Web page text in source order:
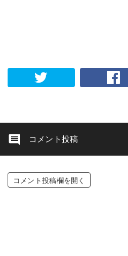
コメント投稿
コメント投稿欄を開く